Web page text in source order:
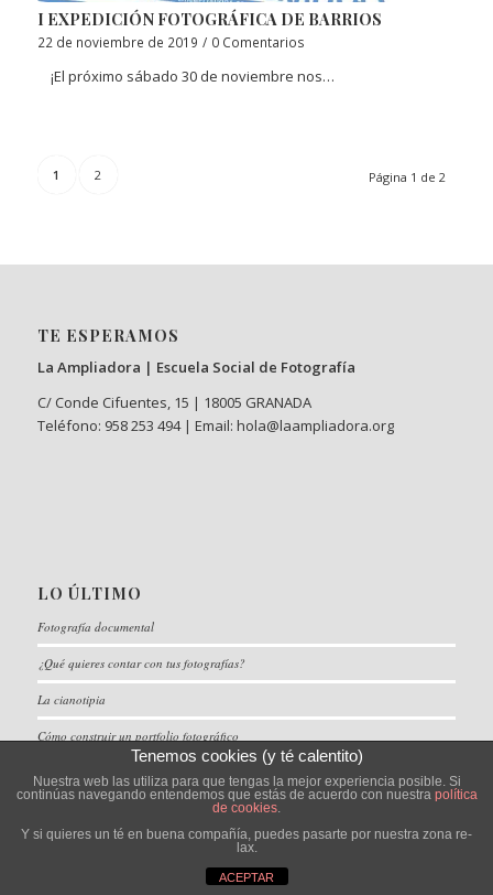
I EXPEDICIÓN FOTOGRÁFICA DE BARRIOS
22 de noviembre de 2019 / 0 Comentarios
¡El próximo sábado 30 de noviembre nos…
Página 1 de 2
1 2
TE ESPERAMOS
La Ampliadora | Escuela Social de Fotografía
C/ Conde Cifuentes, 15 | 18005 GRANADA
Teléfono: 958 253 494 | Email: hola@laampliadora.org
LO ÚLTIMO
Fotografía documental
¿Qué quieres contar con tus fotografías?
La cianotipia
Cómo construir un portfolio fotográfico
© La Ampliadora | Escuela Social de Fotografía de Granada
Tenemos cookies (y té calentito)
Nuestra web las utiliza para que tengas la mejor experiencia posible. Si
continúas navegando entendemos que estás de acuerdo con nuestra política
de cookies.
Y si quieres un té en buena compañía, puedes pasarte por nuestra zona re-
lax.
ACEPTAR